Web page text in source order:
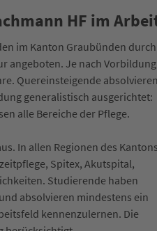
HF im
im Kanton Graubünden durch
angeboten. Je nach Vorbildung
Quereinsteigende
generalistisch ausgerichtet:
alle Bereiche der Pflege.
In allen Regionen des
Spitex, Akutspital,
Studierende haben
absolvieren mindestens ein
kennenzulernen. Die